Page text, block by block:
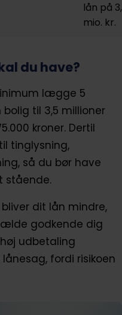
lån på
mio. kr.
du have?
lægge 5
til 3,5 millioner
kroner. Dertil
tinglysning,
så du bør have
stående.
dit lån mindre,
godkende dig
udbetaling
fordi risikoen